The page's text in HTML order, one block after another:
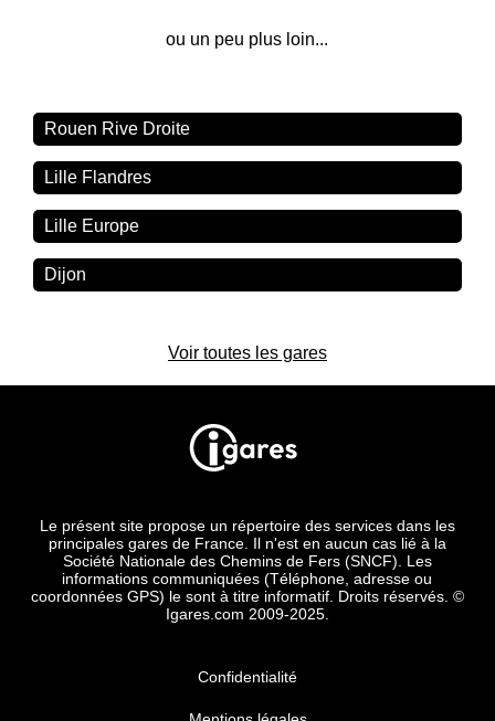
ou un peu plus loin...
Rouen Rive Droite
Lille Flandres
Lille Europe
Dijon
Voir toutes les gares
Le présent site propose un répertoire des services dans les
principales gares de France. Il n'est en aucun cas lié à la
Société Nationale des Chemins de Fers (SNCF). Les
informations communiquées (Téléphone, adresse ou
coordonnées GPS) le sont à titre informatif. Droits réservés. ©
Igares.com 2009-2025.
Confidentialité